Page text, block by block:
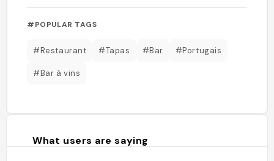
#POPULAR TAGS
#Restaurant #Tapas #Bar #Portugais
#Bar à vins
What users are saying